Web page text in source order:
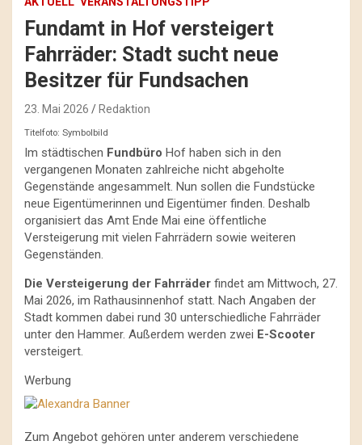
Fundamt in Hof versteigert
Fahrräder: Stadt sucht neue
Besitzer für Fundsachen
23. Mai 2026 Redaktion
Titelfoto: Symbolbild
Im städtischen Fundbüro Hof haben sich in den
vergangenen Monaten zahlreiche nicht abgeholte
Gegenstände angesammelt. Nun sollen die Fundstücke
neue Eigentümerinnen und Eigentümer finden. Deshalb
organisiert das Amt Ende Mai eine öffentliche
Versteigerung mit vielen Fahrrädern sowie weiteren
Gegenständen.
Die Versteigerung der Fahrräder findet am Mittwoch, 27.
Mai 2026, im Rathausinnenhof statt. Nach Angaben der
Stadt kommen dabei rund 30 unterschiedliche Fahrräder
unter den Hammer. Außerdem werden zwei E-Scooter
versteigert.
Werbung
Zum Angebot gehören unter anderem verschiedene